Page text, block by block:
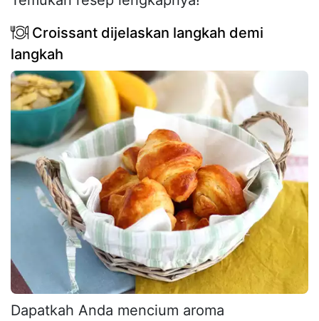
Croissant dijelaskan langkah demi
langkah
Dapatkah Anda mencium aroma